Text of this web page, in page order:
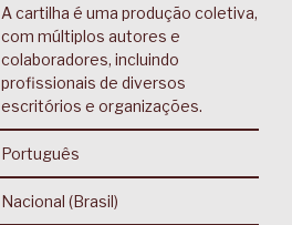
A cartilha é uma produção coletiva,
com múltiplos autores e
colaboradores, incluindo
profissionais de diversos
escritórios e organizações.
Português
Nacional (Brasil)